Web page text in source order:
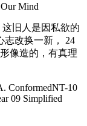
Mind
旧人是因私欲的
志改换一新， 24
像造的，有真理
ConformedNT-10
09 Simplified